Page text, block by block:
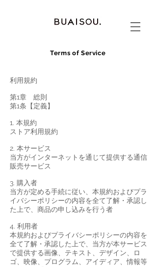
Terms of Service
利用規約
第1章 総則
第1条【定義】
1. 本規約
ストア利用規約
2. 本サービス
当方がインターネットを通じて提供する通信
販売サービス
3. 購入者
当方が定める手続に従い、本規約およびプラ
イバシーポリシーの内容を全て了解・承認し
た上で、商品の申し込みを行う者
4. 利用者
本規約およびプライバシーポリシーの内容を
全て了解・承認した上で、当方が本サービス
で提供する画像、テキスト、デザイン、ロ
ゴ、映像、プログラム、アイディア、情報等